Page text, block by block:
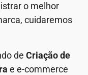
o melhor
cuidaremos
de Criação de
e e-commerce